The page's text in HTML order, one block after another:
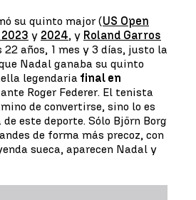
su quinto major (US Open
y 2024, y Roland Garros
22 años, 1 mes y 3 días, justo la
Nadal ganaba su quinto
legendaria final en
ante Roger Federer. El tenista
de convertirse, sino lo es
este deporte. Sólo Björn Borg
de forma más precoz, con
sueca, aparecen Nadal y